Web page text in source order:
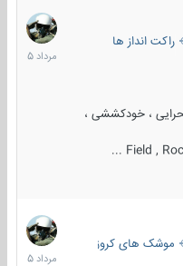
انداز ها
، خودکششی ،
Field ,
9
مرداد
1405
های کروز
2
مرداد
1405